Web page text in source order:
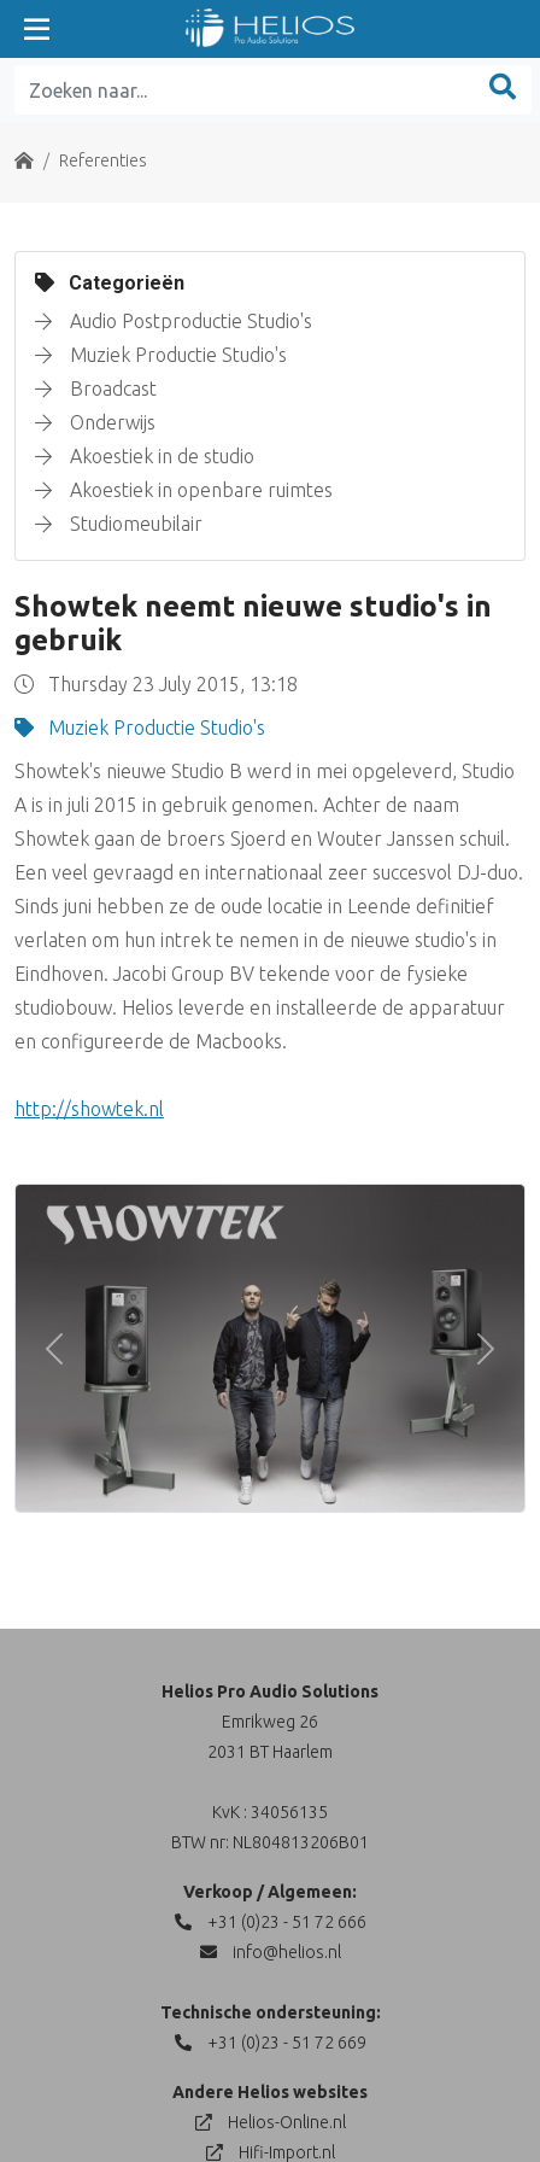
Home Referenties
Showtek neemt nieuwe studio's in
gebruik
Thursday 23 July 2015, 13:18
Muziek Productie Studio's
Showtek's nieuwe Studio B werd in mei opgeleverd, Studio
A is in juli 2015 in gebruik genomen. Achter de naam
Showtek gaan de broers Sjoerd en Wouter Janssen schuil.
Een veel gevraagd en internationaal zeer succesvol DJ-duo.
Sinds juni hebben ze de oude locatie in Leende definitief
verlaten om hun intrek te nemen in de nieuwe studio's in
Eindhoven. Jacobi Group BV tekende voor de fysieke
studiobouw. Helios leverde en installeerde de apparatuur
en configureerde de Macbooks.
http://showtek.nl
Previous Next
Categorieën
Audio Postproductie Studio's
Muziek Productie Studio's
Broadcast
Onderwijs
Akoestiek in de studio
Akoestiek in openbare ruimtes
Studiomeubilair
Helios Pro Audio Solutions
Emrikweg 26
2031 BT Haarlem
KvK : 34056135
BTW nr: NL804813206B01
Verkoop / Algemeen:
+31 (0)23 - 51 72 666
info@helios.nl
Technische ondersteuning:
+31 (0)23 - 51 72 669
Andere Helios websites
Helios-Online.nl
Hifi-Import.nl